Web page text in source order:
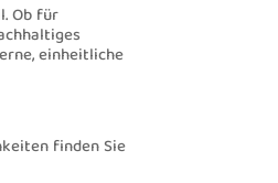
Ob für
einheitliche
finden Sie